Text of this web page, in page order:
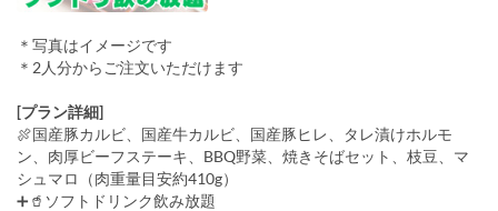
＊写真はイメージです
＊2人分からご注文いただけます
[プラン詳細]
🍖国産豚カルビ、国産牛カルビ、国産豚ヒレ、タレ漬けホルモ
ン、肉厚ビーフステーキ、BBQ野菜、焼きそばセット、枝豆、マ
シュマロ（肉重量目安約410g）
➕🥤ソフトドリンク飲み放題